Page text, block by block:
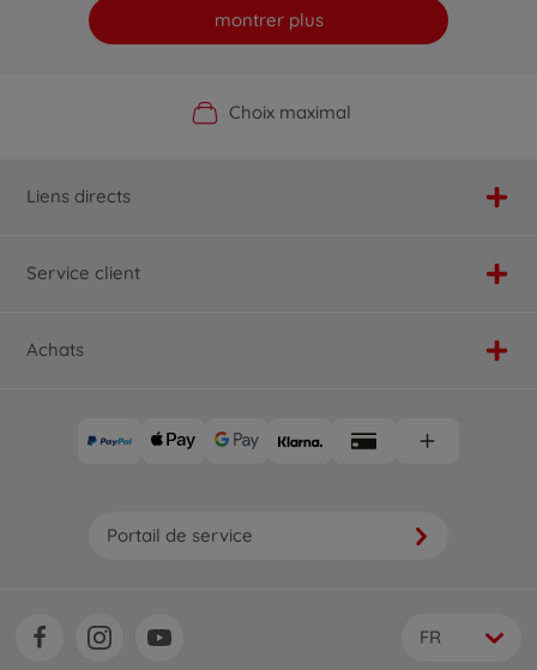
montrer plus
Boutique officielle du fabricant
Choix maximal
Service personnalisé
Livraison rapide
Liens directs
Service client
Achats
Portail de service
FR